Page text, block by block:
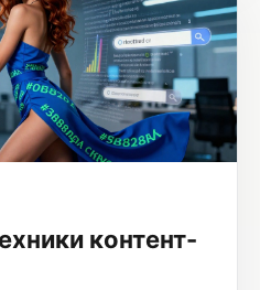
контент-